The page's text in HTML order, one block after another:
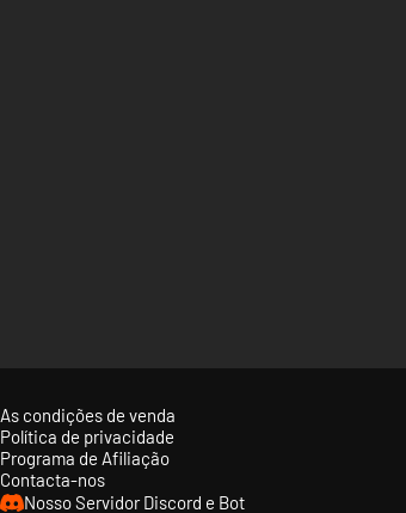
As condições de venda
Política de privacidade
Programa de Afiliação
Contacta-nos
Nosso Servidor Discord e Bot